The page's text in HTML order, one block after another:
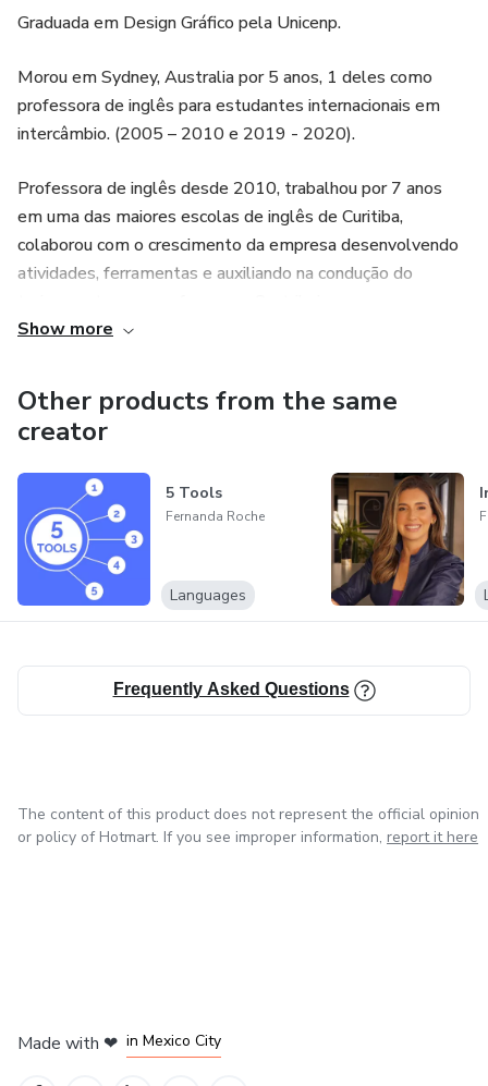
Graduada em Design Gráfico pela Unicenp.
Morou em Sydney, Australia por 5 anos, 1 deles como
professora de inglês para estudantes internacionais em
intercâmbio. (2005 – 2010 e 2019 - 2020).
Professora de inglês desde 2010, trabalhou por 7 anos
em uma das maiores escolas de inglês de Curitiba,
colaborou com o crescimento da empresa desenvolvendo
atividades, ferramentas e auxiliando na condução do
organização e realização de “Summer Camps” e workshops
vários níveis e diferentes habilidades.
Especialista em ABORDAGEM COMUNICATIVA como
metodologia, acrescenta diferentes técnicas e desenvolve
material dependendo da necessidade de cada aluno.
Pós Graduada em Inglês – Metodologia do Ensino e
Tradução (PUC PR).
Cambridge (Sydney, 2019).
Mentorada do programa BTE – Best Teacher Ever, migrou
curso do professor Higor Cavalcante.
Show more
Other products from the same
creator
5 Tools
Fernanda Roche
Languages
Frequently Asked Questions
The content of this product does not represent the official opinion
or policy of Hotmart. If you see improper information, report it here
Made with ❤ in Mexico City